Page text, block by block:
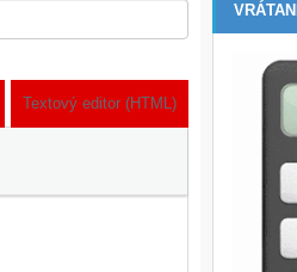
Textový editor (HTML)